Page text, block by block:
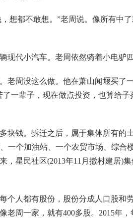
都不敢想。”老周说。像所有中了
代小汽车。老周依然骑着小电驴四
周没这么做。他在萧山闻堰买了
一辈子，现在做点投资，也算给子
钱。拆迁之后，属于集体所有的
一个加油站、一个农贸市场、综合
星民社区(2013年11月撤村建居)集
人都有股份，股份分成人口股和
周一家，就有400多股。2015年，